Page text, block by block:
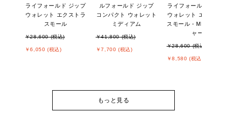
ライフォールド ジップ
ウォレット エクストラ
スモール
￥28,600 (税込)
￥6,050 (税込)
ルフォールド ジップ
コンパクト ウォレット
ミディアム
￥41,800 (税込)
￥7,700 (税込)
ライフォールド ジッ
ウォレット エクスト
スモール - MKシグネ
ャー
￥28,600 (税込)
￥8,580 (税込)
もっと見る